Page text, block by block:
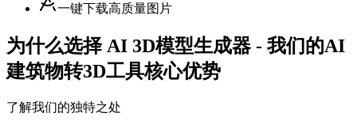
一键下载高质量图片
为什么选择 AI 3D模型生成器 - 我们的AI
建筑物转3D工具核心优势
了解我们的独特之处